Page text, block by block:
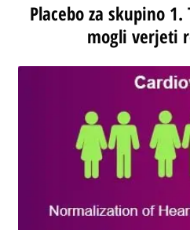
Placebo za skupino
mogli verjeti